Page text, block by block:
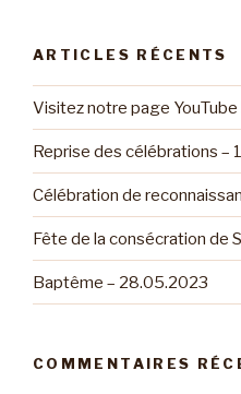
ARTICLES RÉCENTS
Visitez notre page YouTube
Reprise des célébrations –
Célébration de
Fête de la consécration de
Baptême – 28.05.2023
COMMENTAIRES